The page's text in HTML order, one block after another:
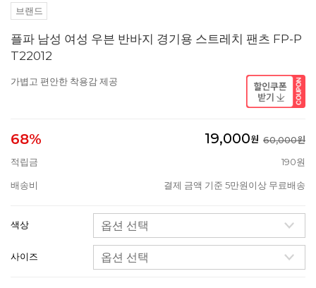
브랜드
플파 남성 여성 우븐 반바지 경기용 스트레치 팬츠 FP-P
T22012
가볍고 편안한 착용감 제공
68% 19,000원 60,000원
적립금
190원
배송비 결제 금액 기준 5만원이상 무료배송
색상
사이즈